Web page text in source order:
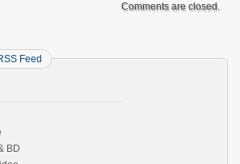
Comments are closed.
Feed
BD